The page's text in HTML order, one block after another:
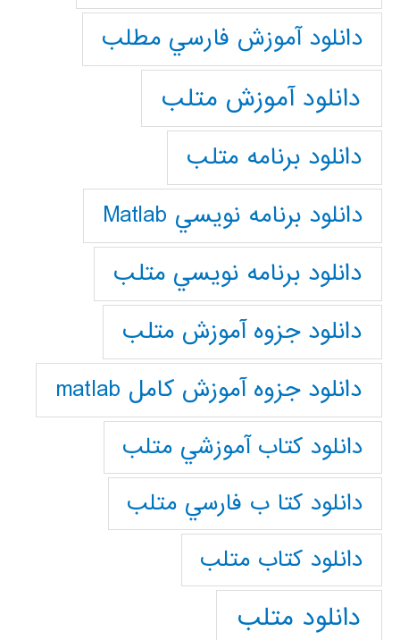
دانلود آموزش فارسي مطلب
دانلود آموزش متلب
دانلود برنامه متلب
دانلود برنامه نويسي Matlab
دانلود برنامه نويسي متلب
دانلود جزوه آموزش متلب
دانلود جزوه آموزش کامل matlab
دانلود كتاب آموزشي متلب
دانلود كتا ب فارسي متلب
دانلود كتاب متلب
دانلود متلب